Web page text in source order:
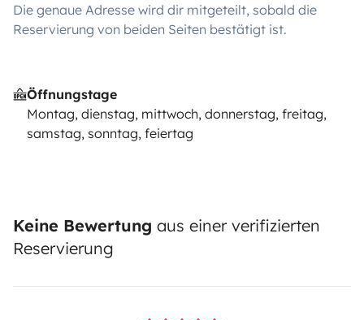
Die genaue Adresse wird dir mitgeteilt, sobald die
Reservierung von beiden Seiten bestätigt ist.
Öffnungstage
Montag, dienstag, mittwoch, donnerstag, freitag,
samstag, sonntag, feiertag
Keine Bewertung aus einer verifizierten
Reservierung